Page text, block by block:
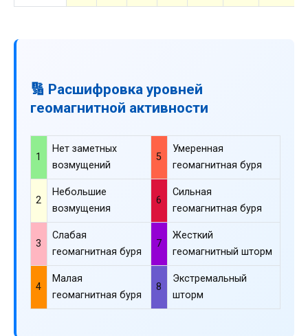
🔢 Расшифровка уровней
геомагнитной активности
1
Нет заметных
возмущений
5
Умеренная
геомагнитная буря
2
Небольшие
возмущения
6
Сильная
геомагнитная буря
3
Слабая
геомагнитная буря
7
Жесткий
геомагнитный шторм
4
Малая
геомагнитная буря
8
Экстремальный
шторм